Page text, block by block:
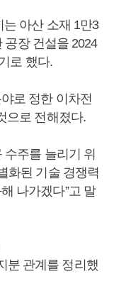
아산 소재 1만3
공장 건설을 2024
로 했다.
로 정한 이차전
으로 전해졌다.
수주를 늘리기 위
화된 기술 경쟁력
나가겠다”고 말
분 관계를 정리했